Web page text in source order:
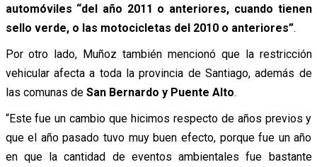
automóviles “del año 2011 o anteriores, cuando tienen
sello verde, o las motocicletas del 2010 o anteriores”.
Por otro lado, Muñoz también mencionó que la restricción
vehicular afecta a toda la provincia de Santiago, además de
las comunas de San Bernardo y Puente Alto.
“Este fue un cambio que hicimos respecto de años previos y
que el año pasado tuvo muy buen efecto, porque fue un año
en que la cantidad de eventos ambientales fue bastante